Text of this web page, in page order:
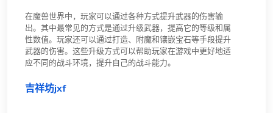
在魔兽世界中，玩家可以通过各种方式提升武器的伤害输
出。其中最常见的方式是通过升级武器，提高它的等级和属
性数值。玩家还可以通过打造、附魔和镶嵌宝石等手段提升
武器的伤害。这些升级方式可以帮助玩家在游戏中更好地适
应不同的战斗环境，提升自己的战斗能力。
吉祥坊jxf